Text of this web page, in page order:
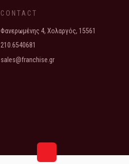
CONTACT
Φανερωμένης 4, Χολαργός, 15561
210.6540681
sales@franchise.gr